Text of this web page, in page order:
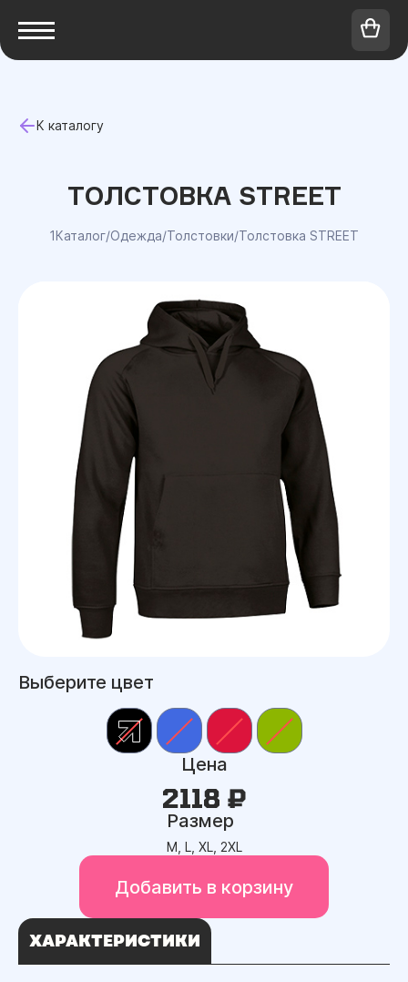
К каталогу
ТОЛСТОВКА STREET
1Каталог/Одежда/Толстовки/Толстовка STREET
Выберите цвет
Цена
2118 ₽
Размер
M, L, XL, 2XL
Добавить в корзину
ХАРАКТЕРИСТИКИ